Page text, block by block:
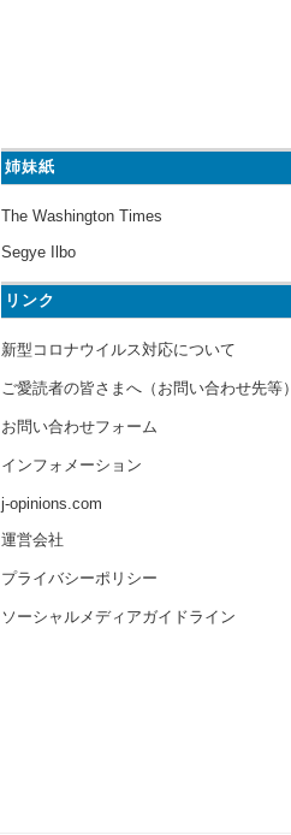
姉妹紙
The Washington Times
Segye Ilbo
リンク
新型コロナウイルス対応について
ご愛読者の皆さまへ（お問い合わせ先等）
お問い合わせフォーム
インフォメーション
j-opinions.com
運営会社
プライバシーポリシー
ソーシャルメディアガイドライン